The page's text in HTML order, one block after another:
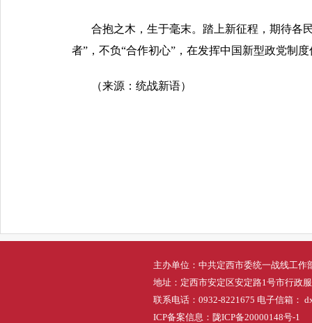
合抱之木，生于毫末。踏上新征程，期待各
者”，不负“合作初心”，在发挥中国新型政党制
（来源：统战新语）
主办单位：中共定西市委统一战线工作
地址：定西市安定区安定路1号市行政
联系电话：0932-8221675 电子信箱：
ICP备案信息： 陇ICP备20000148号-1